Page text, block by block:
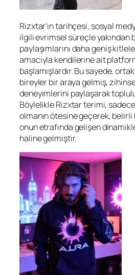
Rizxtar’ın tarihçesi, sosyal
ilgili evrimsel süreçle yakından
paylaşımlarını daha geniş
amacıyla kendilerine ait
başlamışlardır. Bu sayede,
bireyler bir araya gelmiş,
deneyimlerini paylaşarak
Böylelikle Rizxtar terimi,
olmanın ötesine geçerek,
onun etrafında gelişen
haline gelmiştir.